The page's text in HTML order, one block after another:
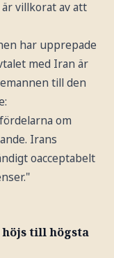
villkorat av att
har upprepade
med Iran är
till den
om
Irans
oacceptabelt
till högsta